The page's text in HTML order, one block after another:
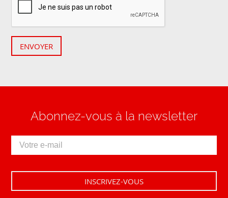
ENVOYER
Abonnez-vous à la newsletter